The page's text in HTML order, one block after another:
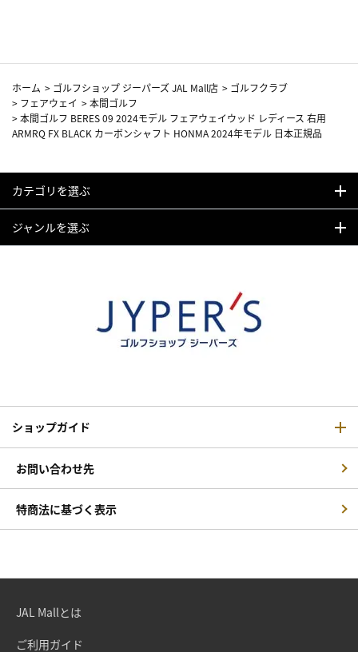
ホーム > ゴルフショップ ジーパーズ JAL Mall店 > ゴルフクラブ
> フェアウェイ >本間ゴルフ
>本間ゴルフ BERES 09 2024モデル フェアウェイウッド レディース 右用
ARMRQ FX BLACK カーボンシャフト HONMA 2024年モデル 日本正規品
カテゴリを選ぶ
ジャンルを選ぶ
ショップガイド
お問い合わせ先
特商法に基づく表示
JAL Mallとは
ご利用ガイド